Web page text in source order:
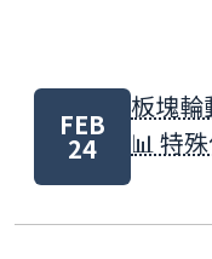
FEB
24
板塊輪
📊 特